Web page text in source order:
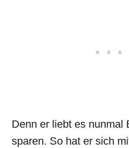
Denn er liebt es nunmal
sparen. So hat er sich